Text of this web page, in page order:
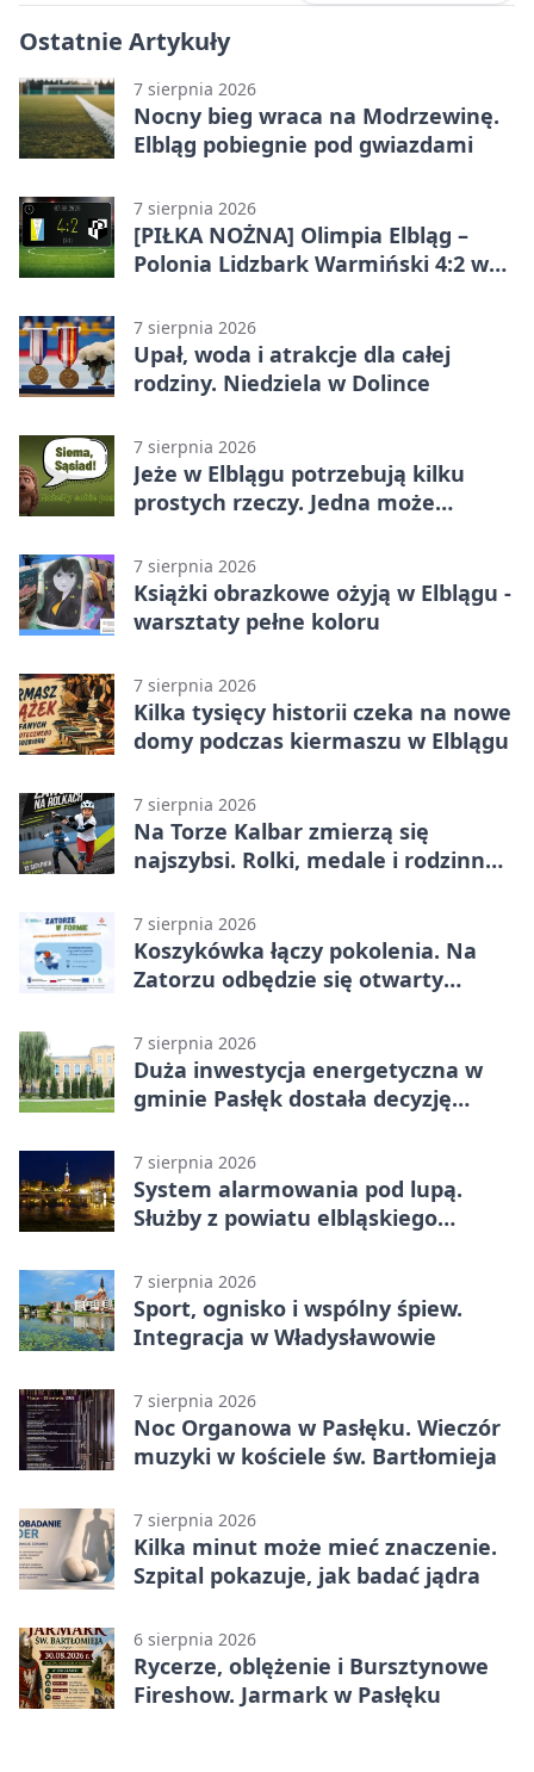
Ostatnie Artykuły
7 sierpnia 2026
Nocny bieg wraca na Modrzewinę.
Elbląg pobiegnie pod gwiazdami
7 sierpnia 2026
[PIŁKA NOŻNA] Olimpia Elbląg –
Polonia Lidzbark Warmiński 4:2 w
7 sierpnia 2026
Upał, woda i atrakcje dla całej
rodziny. Niedziela w Dolince
7 sierpnia 2026
Jeże w Elblągu potrzebują kilku
prostych rzeczy. Jedna może
7 sierpnia 2026
Książki obrazkowe ożyją w Elblągu -
warsztaty pełne koloru
7 sierpnia 2026
Kilka tysięcy historii czeka na nowe
domy podczas kiermaszu w Elblągu
7 sierpnia 2026
Na Torze Kalbar zmierzą się
najszybsi. Rolki, medale i rodzinna
7 sierpnia 2026
Koszykówka łączy pokolenia. Na
Zatorzu odbędzie się otwarty
7 sierpnia 2026
Duża inwestycja energetyczna w
gminie Pasłęk dostała decyzję
7 sierpnia 2026
System alarmowania pod lupą.
Służby z powiatu elbląskiego
7 sierpnia 2026
Sport, ognisko i wspólny śpiew.
Integracja w Władysławowie
7 sierpnia 2026
Noc Organowa w Pasłęku. Wieczór
muzyki w kościele św. Bartłomieja
7 sierpnia 2026
Kilka minut może mieć znaczenie.
Szpital pokazuje, jak badać jądra
6 sierpnia 2026
Rycerze, oblężenie i Bursztynowe
Fireshow. Jarmark w Pasłęku